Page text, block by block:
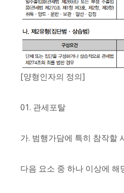
[양형인자의 정의]
01. 관세포탈
가. 범행가담에 특히 참작할
다음 요소 중 하나 이상에 해